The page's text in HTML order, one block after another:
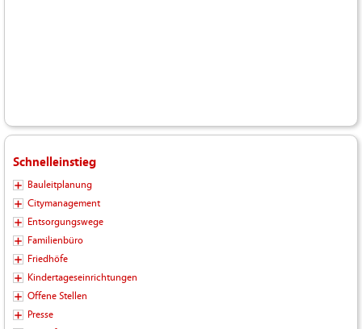
Schnelleinstieg
Bauleitplanung
Citymanagement
Entsorgungswege
Familienbüro
Friedhöfe
Kindertageseinrichtungen
Offene Stellen
Presse